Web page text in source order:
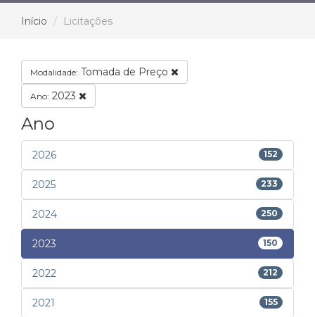
Início Licitações
Modalidade: Tomada de Preço
Ano: 2023
Ano
2026 152
2025 233
2024 250
2023 150
2022 212
2021 155